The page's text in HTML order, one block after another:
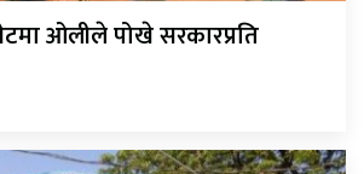
ओलीले पोखे सरकारप्रति